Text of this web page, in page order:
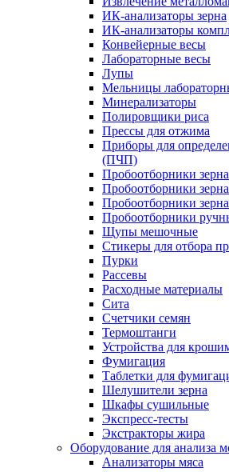
ИК-анализаторы зерна
ИК-анализаторы
Конвейерные весы
Лабораторные весы
Лупы
Мельницы
Минерализаторы
Полировщики риса
Прессы для отжима
Приборы для
(ПЧП)
Пробоотборники зерна
Пробоотборники
Пробоотборники
Пробоотборники
Щупы мешочные
Стикеры для отбора
Пурки
Рассевы
Расходные материалы
Сита
Счетчики семян
Термоштанги
Устройства для
Фумигация
Таблетки для
Шелушители зерна
Шкафы сушильные
Экспресс-тесты
Экстракторы жира
Оборудование для анализа
Анализаторы мяса